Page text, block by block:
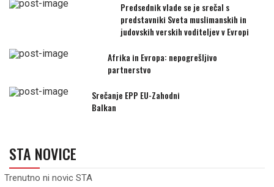
Predsednik vlade se je srečal s
predstavniki Sveta muslimanskih in
judovskih verskih voditeljev v Evropi
Afrika in Evropa: nepogrešljivo
partnerstvo
Srečanje EPP EU-Zahodni
Balkan
STA NOVICE
Trenutno ni novic STA